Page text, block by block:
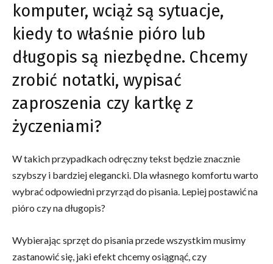
komputer, wciąż są sytuacje,
kiedy to właśnie pióro lub
długopis są niezbędne. Chcemy
zrobić notatki, wypisać
zaproszenia czy kartkę z
życzeniami?
W takich przypadkach odręczny tekst będzie znacznie
szybszy i bardziej elegancki. Dla własnego komfortu warto
wybrać odpowiedni przyrząd do pisania. Lepiej postawić na
pióro czy na długopis?
Wybierając sprzęt do pisania przede wszystkim musimy
zastanowić się, jaki efekt chcemy osiągnąć, czy